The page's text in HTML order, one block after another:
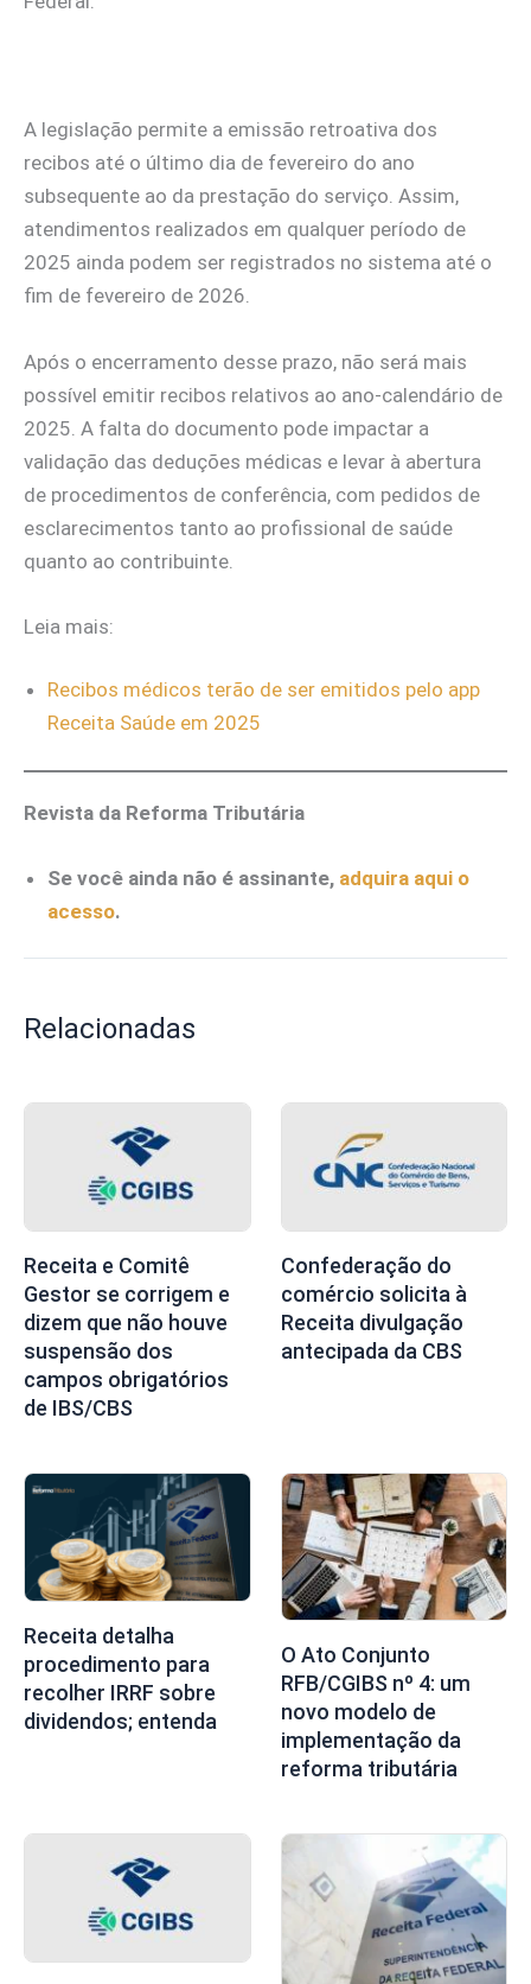
A legislação permite a emissão retroativa dos
recibos até o último dia de fevereiro do ano
subsequente ao da prestação do serviço. Assim,
atendimentos realizados em qualquer período de
2025 ainda podem ser registrados no sistema até o
fim de fevereiro de 2026.
Após o encerramento desse prazo, não será mais
possível emitir recibos relativos ao ano-calendário de
2025. A falta do documento pode impactar a
validação das deduções médicas e levar à abertura
de procedimentos de conferência, com pedidos de
esclarecimentos tanto ao profissional de saúde
quanto ao contribuinte.
Leia mais:
Recibos médicos terão de ser emitidos pelo app
Receita Saúde em 2025
Revista da Reforma Tributária
Se você ainda não é assinante, adquira aqui o
acesso.
Relacionadas
Receita e Comitê
Gestor se corrigem e
dizem que não houve
suspensão dos
campos obrigatórios
de IBS/CBS
Confederação do
comércio solicita à
Receita divulgação
antecipada da CBS
Receita detalha
procedimento para
recolher IRRF sobre
dividendos; entenda
O Ato Conjunto
RFB/CGIBS nº 4: um
novo modelo de
implementação da
reforma tributária